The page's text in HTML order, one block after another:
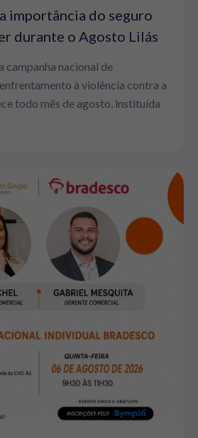
importância do seguro
durante o Agosto Lilás
campanha nacional de
à violência contra a
todo mês de agosto, instituída